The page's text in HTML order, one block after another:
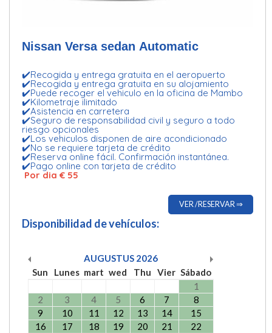
Nissan Versa sedan Automatic
✔️Recogida y entrega gratuita en el aeropuerto
✔️Recogida y entrega gratuita en su alojamiento
✔️Puede recoger el vehiculo en la oficina de Mambo
✔️Kilometraje ilimitado
✔️Asistencia en carretera
✔️Seguro de responsabilidad civil y seguro a todo
riesgo opcionales
✔️Los vehiculos disponen de aire acondicionado
✔️No se requiere tarjeta de crédito
✔️Reserva online fácil. Confirmación instantánea.
✔️Pago online con tarjeta de crédito
Por dia € 55
VER /RESERVAR ⇒
Disponibilidad de vehículos:
AUGUSTUS 2026
Sun
Lunes mart wed Thu Vier Sábado
1
2
3 4 5 6 7
8
9
10 11 12 13 14
15
16
17 18 19 20 21
22